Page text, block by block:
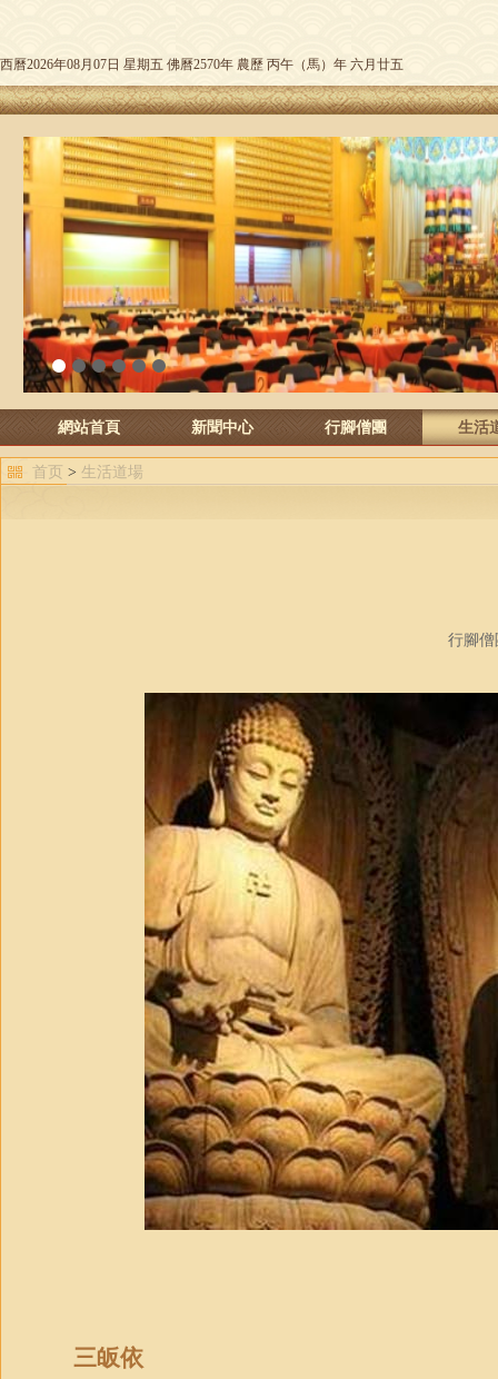
西曆2026年08月07日 星期五 佛曆2570年 農歷 丙午（馬）年 六月廿五
1 2 3 4 5 6
網站首頁 新聞中心 行腳僧團 生活
首页 > 生活道場
行腳僧
三皈依